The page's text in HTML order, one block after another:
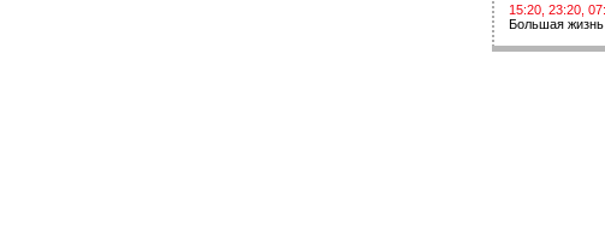
15:20, 23:20,
Большая жизнь